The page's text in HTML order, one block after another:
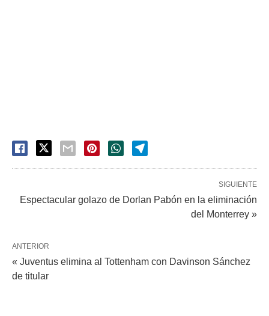
SIGUIENTE
Espectacular golazo de Dorlan Pabón en la eliminación
del Monterrey »
ANTERIOR
« Juventus elimina al Tottenham con Davinson Sánchez
de titular